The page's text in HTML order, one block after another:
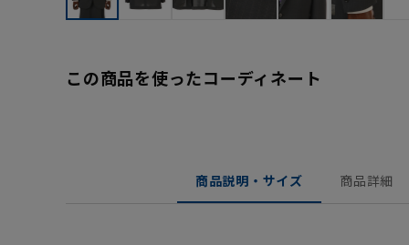
この商品を使ったコーディネート
商品説明・サイズ 商品詳細